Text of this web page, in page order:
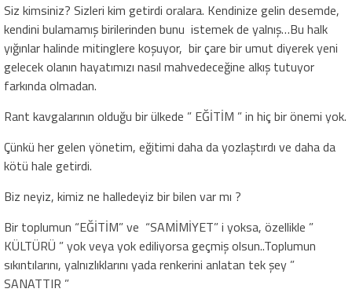
Siz kimsiniz? Sizleri kim getirdi oralara. Kendinize gelin desemde,
kendini bulamamış birilerinden bunu istemek de yalnış…Bu halk
yığınlar halinde mitinglere koşuyor, bir çare bir umut diyerek yeni
gelecek olanın hayatımızı nasıl mahvedeceğine alkış tutuyor
farkında olmadan.
Rant kavgalarının olduğu bir ülkede ” EĞİTİM ” in hiç bir önemi yok.
Çünkü her gelen yönetim, eğitimi daha da yozlaştırdı ve daha da
kötü hale getirdi.
Biz neyiz, kimiz ne halledeyiz bir bilen var mı ?
Bir toplumun “EĞİTİM” ve “SAMİMİYET” i yoksa, özellikle ”
KÜLTÜRÜ ” yok veya yok ediliyorsa geçmiş olsun..Toplumun
sıkıntılarını, yalnızlıklarını yada renkerini anlatan tek şey ”
SANATTIR ”